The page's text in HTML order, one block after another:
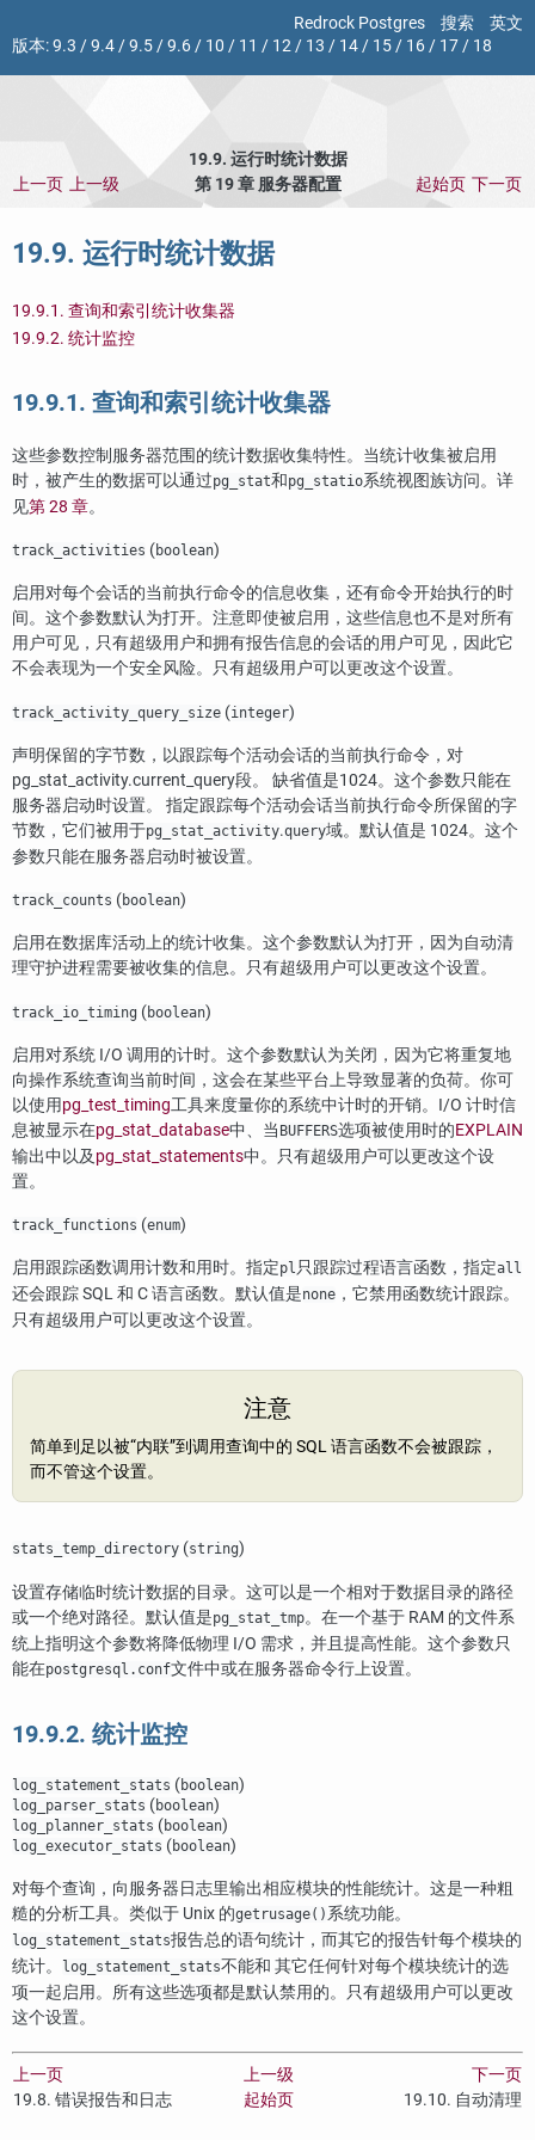
Redrock Postgres 搜索
英文
版本:9.3 /9.4/9.5/9.6/ 10 / 11 / 12/ 13 / 14/ 15/ 16/ 17/ 18
19.9. 运行时统计数据
上一页 上一级 第 19 章 服务器配置 起始页 下一页
19.9. 运行时统计数据
19.9.1. 查询和索引统计收集器
19.9.2. 统计监控
19.9.1. 查询和索引统计收集器
这些参数控制服务器范围的统计数据收集特性。当统计收集被启用
时，被产生的数据可以通过pg_stat和pg_statio系统视图族访问。详
见第 28 章。
track_activities (boolean)
启用对每个会话的当前执行命令的信息收集，还有命令开始执行的时
间。这个参数默认为打开。注意即使被启用，这些信息也不是对所有
用户可见，只有超级用户和拥有报告信息的会话的用户可见，因此它
不会表现为一个安全风险。只有超级用户可以更改这个设置。
track_activity_query_size (integer)
声明保留的字节数，以跟踪每个活动会话的当前执行命令，对
pg_stat_activity.current_query段。 缺省值是1024。这个参数只能在
服务器启动时设置。 指定跟踪每个活动会话当前执行命令所保留的字
节数，它们被用于pg_stat_activity.query域。默认值是 1024。这个
参数只能在服务器启动时被设置。
track_counts (boolean)
启用在数据库活动上的统计收集。这个参数默认为打开，因为自动清
理守护进程需要被收集的信息。只有超级用户可以更改这个设置。
track_io_timing (boolean)
启用对系统 I/O 调用的计时。这个参数默认为关闭，因为它将重复地
向操作系统查询当前时间，这会在某些平台上导致显著的负荷。你可
以使用pg_test_timing工具来度量你的系统中计时的开销。I/O 计时信
息被显示在pg_stat_database中、当 BUFFERS选项被使用时的EXPLAIN
输出中以及pg_stat_statements中。只有超级用户可以更改这个设
置。
track_functions (enum)
启用跟踪函数调用计数和用时。指定pl只跟踪过程语言函数，指定all
还会跟踪 SQL 和 C 语言函数。默认值是none ，它禁用函数统计跟踪。
只有超级用户可以更改这个设置。
注意
简单到足以被“内联”到调用查询中的 SQL 语言函数不会被跟踪，
而不管这个设置。
stats_temp_directory (string)
设置存储临时统计数据的目录。这可以是一个相对于数据目录的路径
或一个绝对路径。默认值是pg_stat_tmp。在一个基于 RAM 的文件系
统上指明这个参数将降低物理 I/O 需求，并且提高性能。这个参数只
能在postgresql.conf文件中或在服务器命令行上设置。
19.9.2. 统计监控
log_statement_stats (boolean)
log_parser_stats (boolean)
log_planner_stats (boolean)
log_executor_stats (boolean)
对每个查询，向服务器日志里输出相应模块的性能统计。这是一种粗
糙的分析工具。类似于 Unix 的getrusage()系统功能。
log_statement_stats报告总的语句统计，而其它的报告针每个模块的
统计。
log_statement_stats不能和 其它任何针对每个模块统计的选
项一起启用。所有这些选项都是默认禁用的。只有超级用户可以更改
这个设置。
上一页 上一级
下一页
19.8. 错误报告和日志
起始页 19.10. 自动清理